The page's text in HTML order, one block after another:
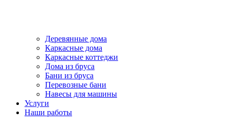
Деревянные дома
Каркасные дома
Каркасные коттеджи
Дома из бруса
Бани из бруса
Перевозные бани
Навесы для машины
Услуги
Наши работы